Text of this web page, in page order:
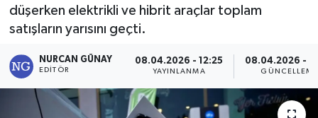
düşerken elektrikli ve hibrit araçlar toplam
satışların yarısını geçti.
NURCAN GÜNAY
EDITÖR
08.04.2026 - 12:25
YAYINLANMA
08.04.2026 -
GÜNCELLEME
Dumlupınar
Dünya
Eğitim